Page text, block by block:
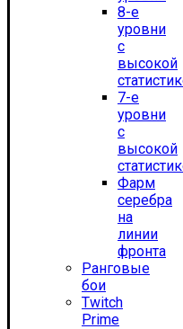
8-е
уровни
с
высокой
7-е
уровни
с
высокой
Фарм
серебра
на
линии
фронта
Ранговые
бои
Twitch
Prime